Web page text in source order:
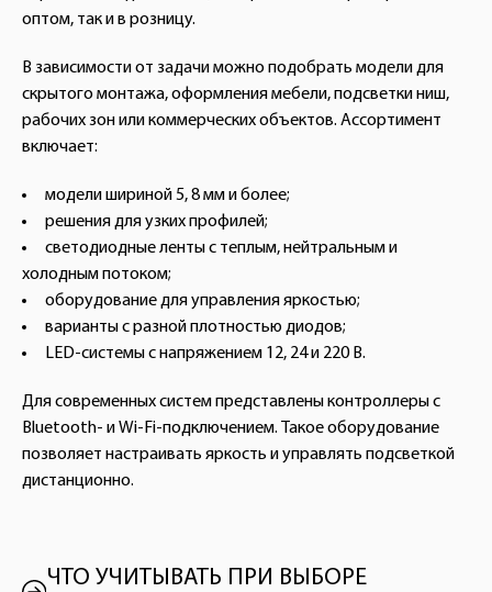
оптом, так и в розницу.
В зависимости от задачи можно подобрать модели для
скрытого монтажа, оформления мебели, подсветки ниш,
рабочих зон или коммерческих объектов. Ассортимент
включает:
модели шириной 5, 8 мм и более;
решения для узких профилей;
светодиодные ленты с теплым, нейтральным и
холодным потоком;
оборудование для управления яркостью;
варианты с разной плотностью диодов;
LED-системы с напряжением 12, 24 и 220 В.
Для современных систем представлены контроллеры с
Bluetooth- и Wi-Fi-подключением. Такое оборудование
позволяет настраивать яркость и управлять подсветкой
дистанционно.
ЧТО УЧИТЫВАТЬ ПРИ ВЫБОРЕ